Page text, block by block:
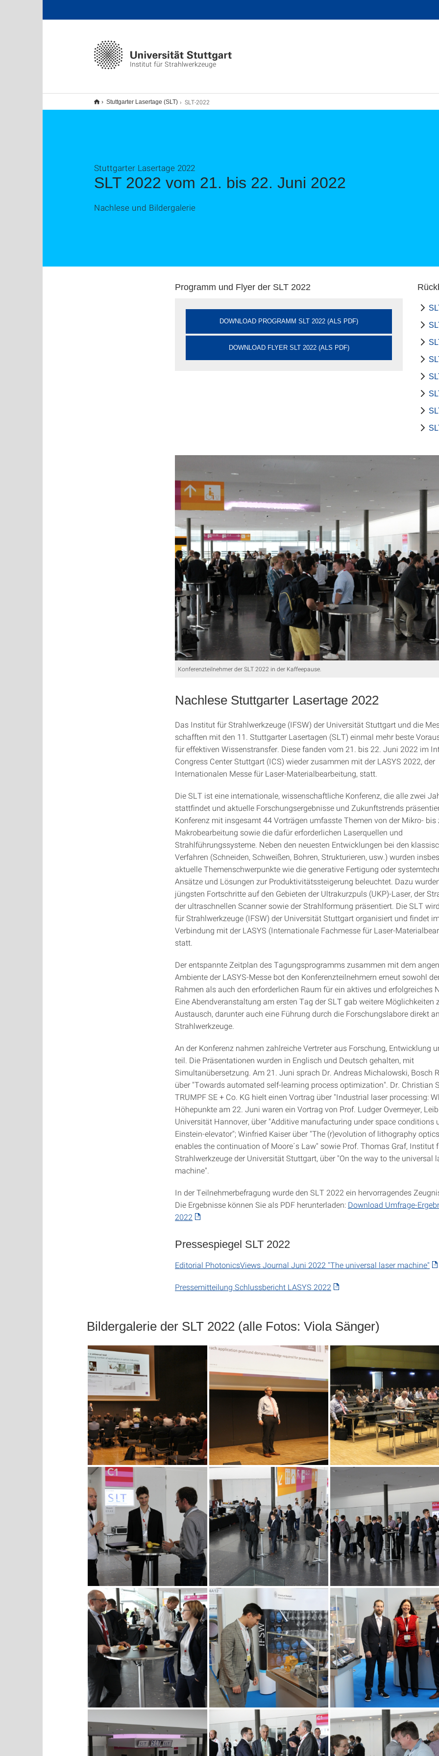
Institut für Strahlwerkzeuge
Stuttgarter Lasertage (SLT) SLT-2022
SLT 2022 vom 21. bis 22. Juni 2022
Stuttgarter Lasertage 2022
Nachlese und Bildergalerie
Programm und Flyer der SLT 2022
DOWNLOAD PROGRAMM SLT 2022 (ALS PDF)
DOWNLOAD FLYER SLT 2022 (ALS PDF)
Konferenzteilnehmer der SLT 2022 in der Kaffeepause.
Nachlese Stuttgarter Lasertage 2022
Das Institut für Strahlwerkzeuge (IFSW) der Universität Stuttgart und die
schafften mit den 11. Stuttgarter Lasertagen (SLT) einmal mehr beste
für effektiven Wissenstransfer. Diese fanden vom 21. bis 22. Juni 2022 im
Congress Center Stuttgart (ICS) wieder zusammen mit der LASYS 2022, der
Internationalen Messe für Laser-Materialbearbeitung, statt.
Die SLT ist eine internationale, wissenschaftliche Konferenz, die alle zwei
stattfindet und aktuelle Forschungsergebnisse und Zukunftstrends
Konferenz mit insgesamt 44 Vorträgen umfasste Themen von der Mikro- bis
Makrobearbeitung sowie die dafür erforderlichen Laserquellen und
Strahlführungssysteme. Neben den neuesten Entwicklungen bei den
Verfahren (Schneiden, Schweißen, Bohren, Strukturieren, usw.) wurden
aktuelle Themenschwerpunkte wie die generative Fertigung oder
Ansätze und Lösungen zur Produktivitätssteigerung beleuchtet. Dazu
jüngsten Fortschritte auf den Gebieten der Ultrakurzpuls (UKP)-Laser, der
der ultraschnellen Scanner sowie der Strahlformung präsentiert. Die SLT
für Strahlwerkzeuge (IFSW) der Universität Stuttgart organisiert und findet
Verbindung mit der LASYS (Internationale Fachmesse für Laser-
statt.
Der entspannte Zeitplan des Tagungsprogramms zusammen mit dem
Ambiente der LASYS-Messe bot den Konferenzteilnehmern erneut sowohl
Rahmen als auch den erforderlichen Raum für ein aktives und erfolgreiches
Eine Abendveranstaltung am ersten Tag der SLT gab weitere Möglichkeiten
Austausch, darunter auch eine Führung durch die Forschungslabore direkt
Strahlwerkzeuge.
An der Konferenz nahmen zahlreiche Vertreter aus Forschung, Entwicklung
teil. Die Präsentationen wurden in Englisch und Deutsch gehalten, mit
Simultanübersetzung. Am 21. Juni sprach Dr. Andreas Michalowski, Bosch
über "Towards automated self-learning process optimization". Dr. Christian
TRUMPF SE + Co. KG hielt einen Vortrag über "Industrial laser processing:
Höhepunkte am 22. Juni waren ein Vortrag von Prof. Ludger Overmeyer,
Universität Hannover, über "Additive manufacturing under space conditions
Einstein-elevator"; Winfried Kaiser über "The (r)evolution of lithography
enables the continuation of Moore´s Law" sowie Prof. Thomas Graf, Institut
Strahlwerkzeuge der Universität Stuttgart, über "On the way to the universal
machine".
In der Teilnehmerbefragung wurde den SLT 2022 ein hervorragendes
Die Ergebnisse können Sie als PDF herunterladen: Download Umfrage-
2022
Pressespiegel SLT 2022
Editorial PhotonicsViews Journal Juni 2022 "The universal laser machine"
Pressemitteilung Schlussbericht LASYS 2022
Bildergalerie der SLT 2022 (alle Fotos: Viola Sänger)